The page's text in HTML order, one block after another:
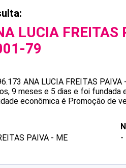
LUCIA FREITAS
79
ANA LUCIA FREITAS PAIVA
9 meses e 5 dias e foi
econômica é Promoção de
PAIVA - ME
-